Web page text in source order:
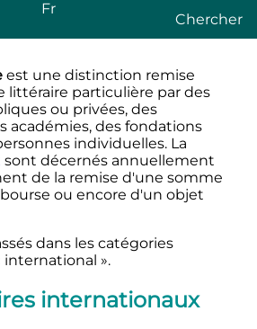
Fr
Chercher
est une distinction remise
particulière par des
ou privées, des
académies, des fondations
individuelles. La
sont décernés annuellement
de la remise d'une somme
ou encore d'un objet
dans les catégories
international ».
internationaux